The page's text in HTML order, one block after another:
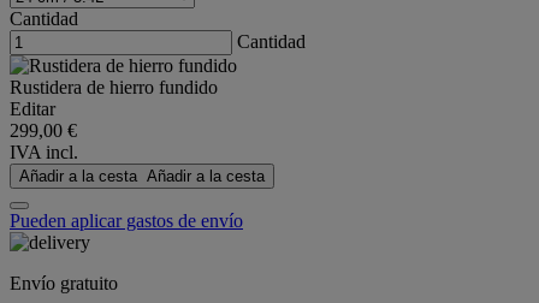
Cantidad
Cantidad
Rustidera de hierro fundido
Editar
299,00 €
IVA incl.
Añadir a la cesta Añadir a la cesta
Pueden aplicar gastos de envío
Envío gratuito